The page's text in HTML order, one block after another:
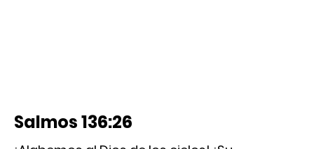
Salmos 136:26